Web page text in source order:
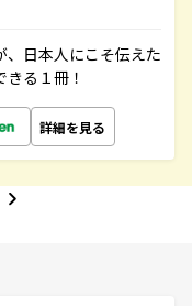
、日本人にこそ伝えた
る１冊！
詳細を見る